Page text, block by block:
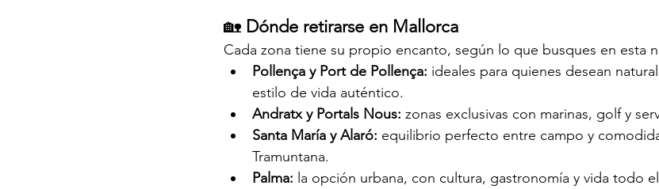
🏡 Dónde retirarse en Mallorca
Cada zona tiene su propio encanto, según lo que busques en esta
Pollença y Port de Pollença: ideales para quienes desean
estilo de vida auténtico.
Andratx y Portals Nous: zonas exclusivas con marinas, golf y
Santa María y Alaró: equilibrio perfecto entre campo y
Tramuntana.
Palma: la opción urbana, con cultura, gastronomía y vida todo